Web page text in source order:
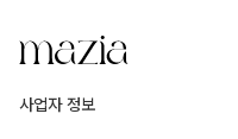
사업자 정보